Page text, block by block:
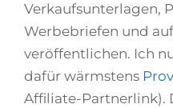
Verkaufsunterlagen,
Werbebriefen und
veröffentlichen. Ich
dafür wärmstens
Affiliate-Partnerlink).